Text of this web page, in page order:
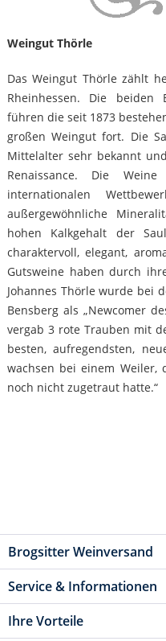
Weingut Thörle
Das Weingut Thörle zählt
Rheinhessen. Die beiden
führen die seit 1873
großen Weingut fort. Die
Mittelalter sehr bekannt
Renaissance. Die
internationalen
außergewöhnliche
hohen Kalkgehalt der
charaktervoll, elegant,
Gutsweine haben durch
Johannes Thörle wurde bei
Bensberg als „Newcomer
vergab 3 rote Trauben mit
besten, aufregendsten,
wachsen bei einem Weiler,
noch nicht zugetraut hatte.“
Brogsitter Weinversand
Service & Informationen
Ihre Vorteile